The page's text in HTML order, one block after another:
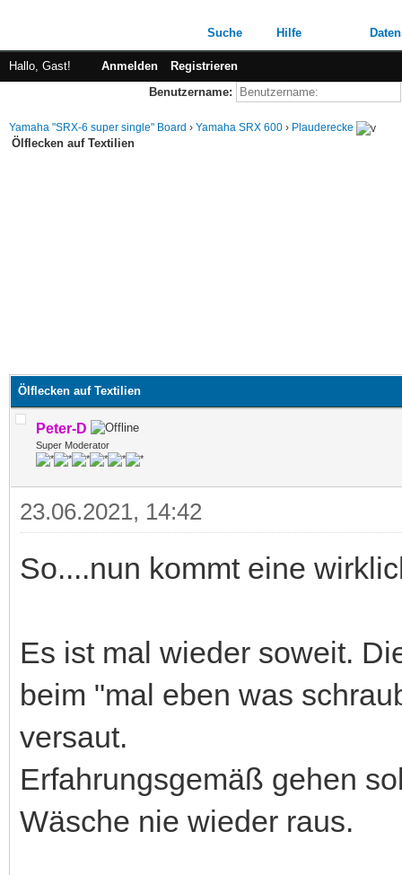
Suche Hilfe
Hallo, Gast! Anmelden
Registrieren
Benutzername:
Yamaha "SRX-6 super single" Board › Yamaha SRX 600 › Plauderecke
Ölflecken auf Textilien
Ölflecken auf Textilien
Peter-D
Super Moderator
23.06.2021, 14:42
So....nun kommt eine
Es ist mal wieder soweit.
beim "mal eben was
versaut.
Erfahrungsgemäß gehen
Wäsche nie wieder raus.